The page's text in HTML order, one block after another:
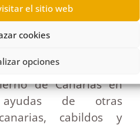
el sitio web
cookies
opciones
Datos Nacional de
de 2022. En las dos
por esas mismas
de Canarias en
de otras
cabildos y